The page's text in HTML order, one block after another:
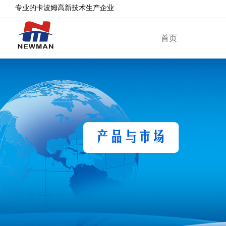
专业的卡波姆高新技术生产企业
首页